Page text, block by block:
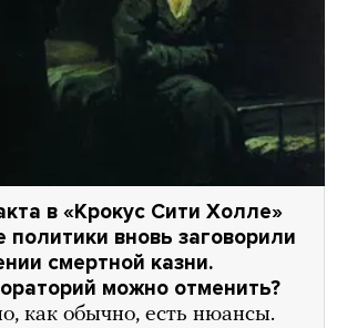
в «Крокус Сити Холле»
политики вновь заговорили
смертной казни.
можно отменить?
как обычно, есть нюансы.